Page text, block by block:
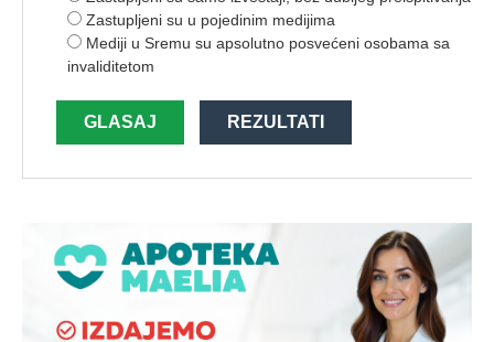
Zastupljeni su u pojedinim medijima
Mediji u Sremu su apsolutno posvećeni osobama sa
invaliditetom
GLASAJ REZULTATI